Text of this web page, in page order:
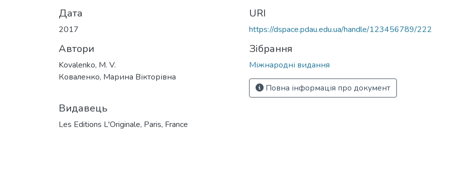
Дата
2017
Автори
Kovalenko, M. V.
Коваленко, Марина Вікторівна
Видавець
Les Editions L'Originаlе, Paris, France
URI
https://dspace.pdau.edu.ua/handle/123456789/222
Зібрання
Міжнародні видання
Повна інформація про документ